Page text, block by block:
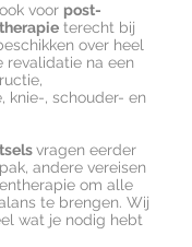
voor post-
terecht bij
over heel
revalidatie na een
knie-, schouder- en
vragen eerder
andere vereisen
om alle
te brengen. Wij
wat je nodig hebt